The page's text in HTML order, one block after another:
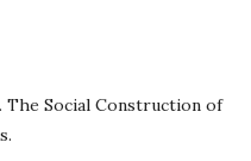
The Social Construction of